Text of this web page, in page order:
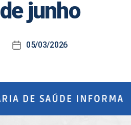
de junho
Data05/03/2026